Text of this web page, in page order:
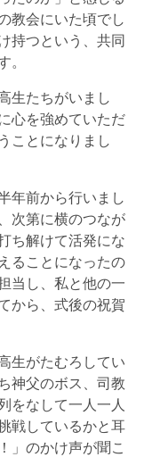
教会にいた頃でし
持つという、共同
。
生たちがいまし
心を強めていただ
ことになりまし
年前から行いまし
次第に横のつなが
ち解けて活発にな
ることになったの
当し、私と他の一
から、式後の祝賀
生がたむろしてい
神父のボス、司教
をなして一人一人
戦しているかと耳
」のかけ声が聞こ